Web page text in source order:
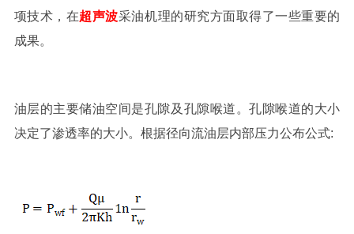
项技术，在超声波采油机理的研究方面取得了一些重要的
成果。
油层的主要储油空间是孔隙及孔隙喉道。孔隙喉道的大小
决定了渗透率的大小。根据径向流油层内部压力公布公式: